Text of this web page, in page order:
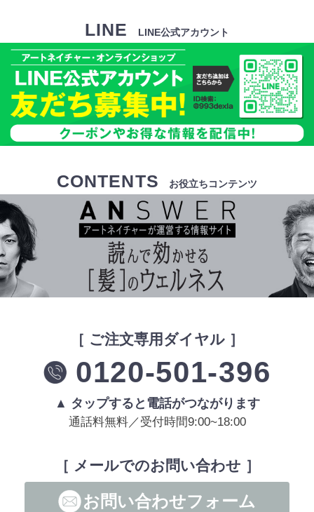
LINE LINE公式アカウント
CONTENTS お役立ちコンテンツ
［ ご注文専用ダイヤル ］
0120-501-396
▲ タップすると電話がつながります
通話料無料／受付時間9:00~18:00
［ メールでのお問い合わせ ］
お問い合わせフォーム